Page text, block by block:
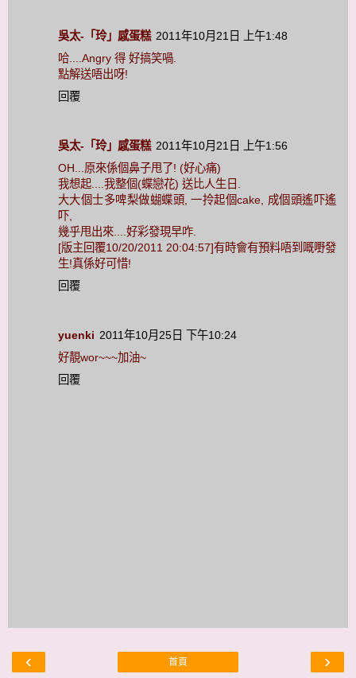
吳太-「玲」感蛋糕 2011年10月21日 上午1:48
哈....Angry 得 好搞笑喎.
點解送唔出呀!
回覆
吳太-「玲」感蛋糕 2011年10月21日 上午1:56
OH...原來係個鼻子甩了! (好心痛)
我想起....我整個(蝶戀花) 送比人生日.
大大個士多啤梨做蝴蝶頭, 一拎起個cake, 成個頭遙吓遙
吓,
幾乎甩出來....好彩發現早咋.
[版主回覆10/20/2011 20:04:57]有時會有預料唔到嘅嘢發
生!真係好可惜!
回覆
yuenki 2011年10月25日 下午10:24
好靚wor~~~加油~
回覆
‹ ›
首頁